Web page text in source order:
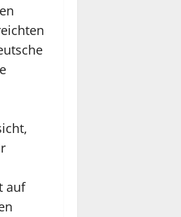
auf